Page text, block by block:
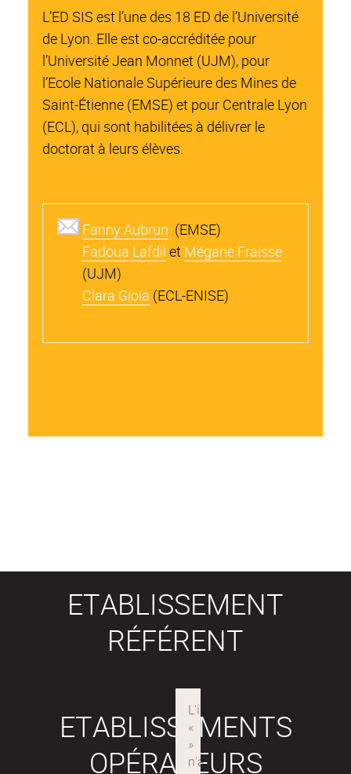
L’ED SIS est l’une des 18 ED de l’Université
de Lyon. Elle est co-accréditée pour
l’Université Jean Monnet (UJM), pour
l’Ecole Nationale Supérieure des Mines de
Saint-Étienne (EMSE) et pour Centrale Lyon
(ECL), qui sont habilitées à délivrer le
doctorat à leurs élèves.
Fanny Aubrun (EMSE)
Fadoua Lafdil et Mégane Fraisse
(UJM)
Clara Gioia (ECL-ENISE)
ETABLISSEMENT
RÉFÉRENT
ETABLISSEMENTS
OPÉRATEURS